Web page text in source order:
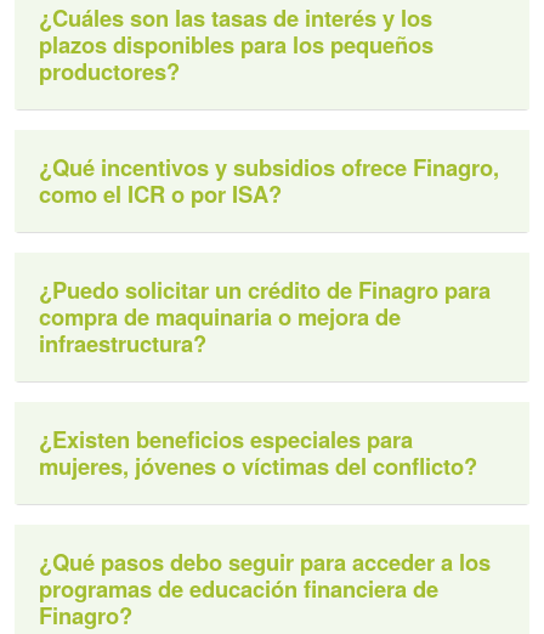
¿Cuáles son las tasas de interés y los
plazos disponibles para los pequeños
productores?
¿Qué incentivos y subsidios ofrece Finagro,
como el ICR o por ISA?
¿Puedo solicitar un crédito de Finagro para
compra de maquinaria o mejora de
infraestructura?
¿Existen beneficios especiales para
mujeres, jóvenes o víctimas del conflicto?
¿Qué pasos debo seguir para acceder a los
programas de educación financiera de
Finagro?